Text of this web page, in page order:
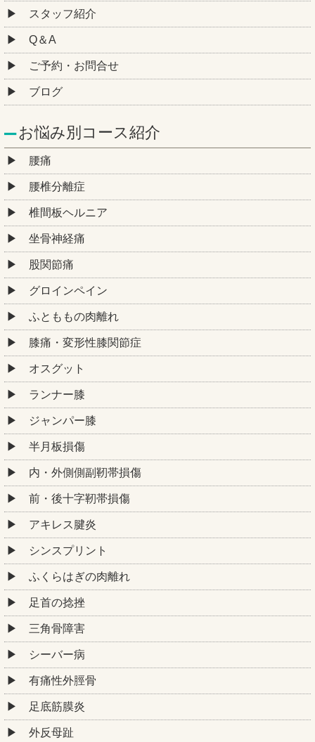
スタッフ紹介
Q＆A
ご予約・お問合せ
ブログ
お悩み別コース紹介
腰痛
腰椎分離症
椎間板ヘルニア
坐骨神経痛
股関節痛
グロインペイン
ふとももの肉離れ
膝痛・変形性膝関節症
オスグット
ランナー膝
ジャンパー膝
半月板損傷
内・外側側副靭帯損傷
前・後十字靭帯損傷
アキレス腱炎
シンスプリント
ふくらはぎの肉離れ
足首の捻挫
三角骨障害
シーバー病
有痛性外脛骨
足底筋膜炎
外反母趾